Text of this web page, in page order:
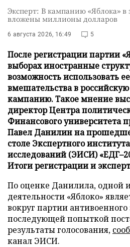
Эксперт: В кампанию «Яблока» в
вложены миллионы долларов
6 августа 2026, 16:49 5
После регистрации партии
выборах иностранные
возможность использовать
вмешательства в
кампанию. Такое мнение
директор Центра
Финансового университета
Павел Данилин на
столе Экспертного
исследований (ЭИСИ)
Итоги регистрации и
По оценке Данилила, одной
деятельности «Яблоко»
вокруг партии антивоенного
последующей попыткой
результаты голосования,
канал ЭИСИ.